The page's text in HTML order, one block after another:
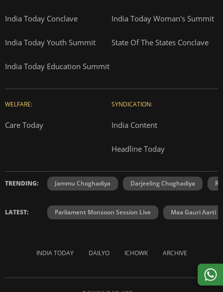
India Today Conclave India Today Woman's Summit
India Today Youth Summit State Of The States Conclave
India Today Education Summit
WELFARE:
Care Today
SYNDICATION:
India Content
Headline Today
TRENDING: Jammu Choghadiya Darjeeling Choghadiya
LATEST: Parliament Monsoon Session Live Maa Gauri Aarti
INDIA TODAY DAILYO ICHOWK ARCHIVE